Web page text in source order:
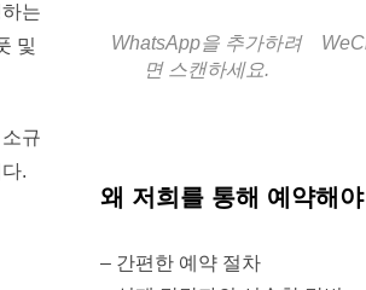
는
및
규
.
WhatsApp을 추가하려
면 스캔하세요.
왜 저희를 통해 예약해
– 간편한 예약 절차